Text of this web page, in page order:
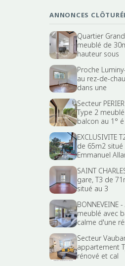
ANNONCES
Quartier
meublé de
hauteur sous
Proche
au rez-de-
dans une
Secteur
Type 2
balcon au 1° é
EXCLUSIVITE
de 65m2 situé
Emmanuel
SAINT
gare, T3 de
situé au 3
BONNEVEINE
meublé avec
calme d'une
Secteur
appartement
rénové et cal